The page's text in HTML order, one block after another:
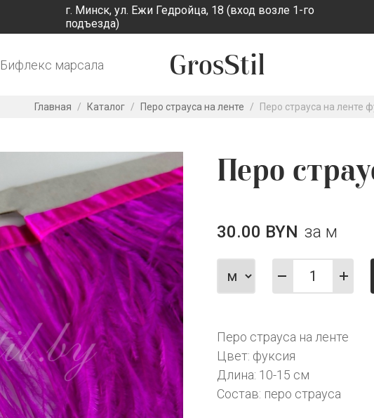
г. Минск, ул. Ежи Гедройца, 18 (вход возле 1-го
подъезда)
Бифлекс марсала GrosStil
Главная / Каталог / Перо страуса на ленте / Перо страуса на ленте
Перо
30.00 BYN за м
Перо страуса на ленте
Цвет: фуксия
Длина: 10-15 см
Состав: перо страуса